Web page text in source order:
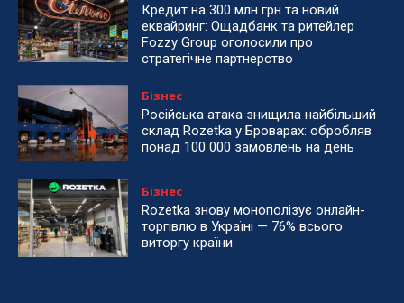
Кредит на 300 млн грн та новий
еквайринг: Ощадбанк та ритейлер
Fozzy Group оголосили про
стратегічне партнерство
Бізнес
Російська атака знищила найбільший
склад Rozetka у Броварах: обробляв
понад 100 000 замовлень на день
Бізнес
Rozetka знову монополізує онлайн-
торгівлю в Україні — 76% всього
виторгу країни